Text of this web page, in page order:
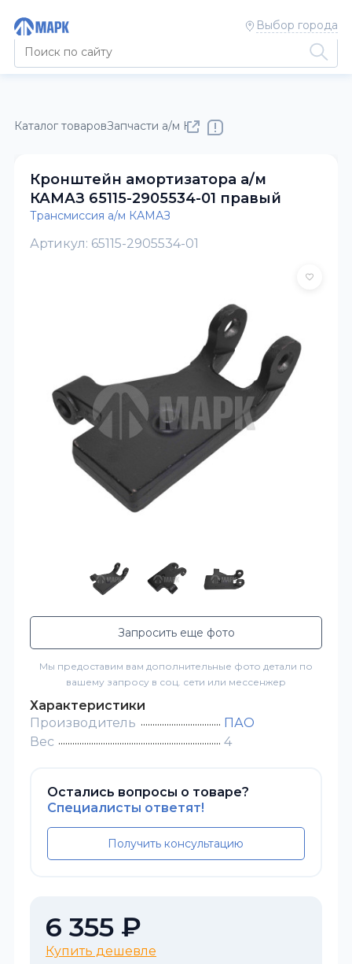
Выбор города
Каталог товаровЗапчасти а/м КАМАЗ
Кронштейн амортизатора а/м
КАМАЗ 65115-2905534-01 правый
Трансмиссия а/м КАМАЗ
Артикул: 65115-2905534-01
Запросить еще фото
Мы предоставим вам дополнительные фото детали по
вашему запросу в соц. сети или мессенжер
Характеристики
Производитель
ПАО
Вес
4
Остались вопросы о товаре?
Специалисты ответят!
Получить консультацию
6 355 ₽
Купить дешевле